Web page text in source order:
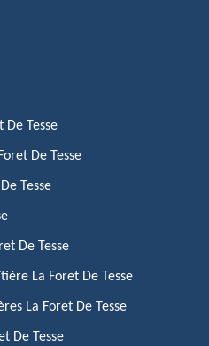
De Tesse
De Tesse
Tesse
De Tesse
La Foret De Tesse
La Foret De Tesse
De Tesse